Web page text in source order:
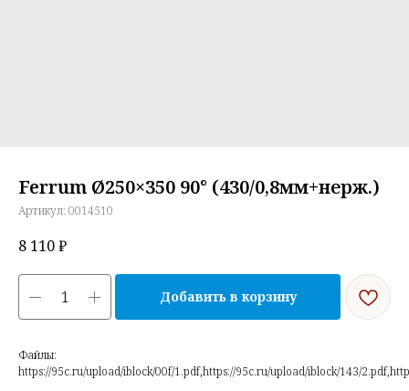
Ferrum Ø250×350 90° (430/0,8мм+нерж.)
Артикул: 0014510
8 110₽
Добавить в корзину
Файлы:
https://95c.ru/upload/iblock/00f/1.pdf,https://95c.ru/upload/iblock/143/